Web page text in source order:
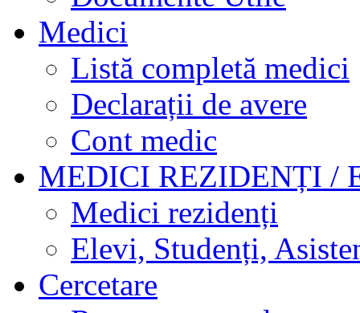
Medici
Listă completă medici
Declarații de avere
Cont medic
MEDICI REZIDENȚI /
Medici rezidenți
Elevi, Studenți,
Cercetare